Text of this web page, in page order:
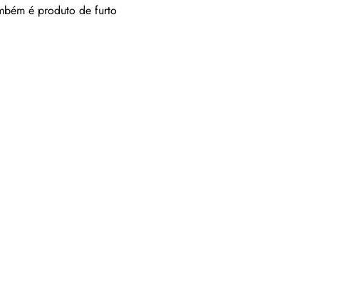
é produto de furto